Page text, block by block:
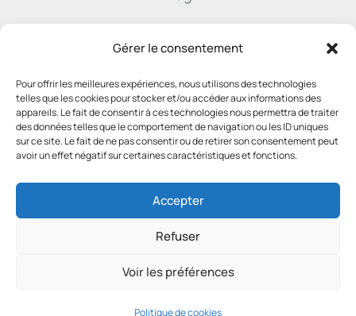
Gérer le consentement
Pour offrir les meilleures expériences, nous utilisons des technologies
telles que les cookies pour stocker et/ou accéder aux informations des
appareils. Le fait de consentir à ces technologies nous permettra de traiter
des données telles que le comportement de navigation ou les ID uniques
sur ce site. Le fait de ne pas consentir ou de retirer son consentement peut
avoir un effet négatif sur certaines caractéristiques et fonctions.
Accepter
Refuser
Voir les préférences
Politique de cookies

info@derenne.law

081 22 45 74
2025 – SNC Derenne & Associés – TVA:
0444.337.796 – Politique de confidentialité